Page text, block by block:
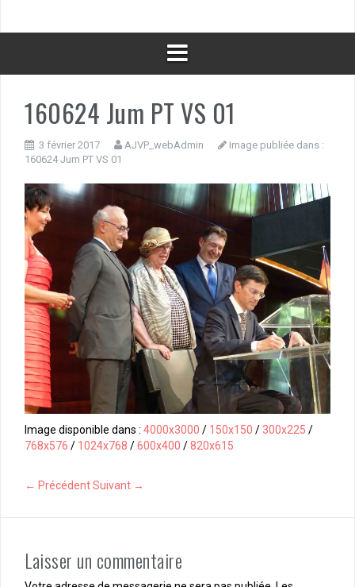
160624 Jum PT VS 01
3 février 2017 AJVP_webAdmin
Image publiée dans :
160624 Jum PT VS 01
Image disponible dans : 4000x3000 / 150x150 / 300x225 /
768x576 / 1024x768 /600x400 /820x615
← PrécédentSuivant →
Laisser un commentaire